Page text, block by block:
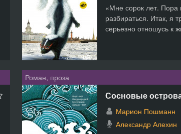
«Мне сорок лет. Пора
разбираться. Итак, я
серьезно отношусь к
Роман, проза
Сосновые
Марион Пошманн
Александр Алехин